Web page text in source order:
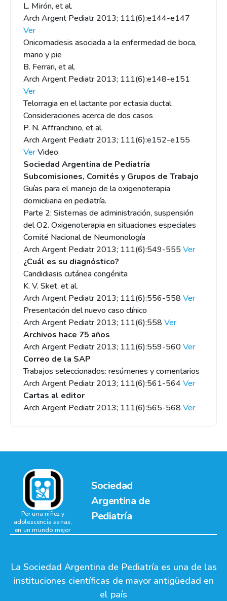
L. Mirón, et al.
Arch Argent Pediatr 2013; 111(6):e144-e147
Ver
Onicomadesis asociada a la enfermedad de boca,
mano y pie
B. Ferrari, et al.
Arch Argent Pediatr 2013; 111(6):e148-e151
Ver
Telorragia en el lactante por ectasia ductal.
Consideraciones acerca de dos casos
P. N. Affranchino, et al.
Arch Argent Pediatr 2013; 111(6):e152-e155
VerVideo
Sociedad Argentina de Pediatría
Subcomisiones, Comités y Grupos de Trabajo
Guías para el manejo de la oxigenoterapia
domiciliaria en pediatría.
Parte 2: Sistemas de administración, suspensión
del O2. Oxigenoterapia en situaciones especiales
Comité Nacional de Neumonología
Arch Argent Pediatr 2013; 111(6):549-555Ver
¿Cuál es su diagnóstico?
Candidiasis cutánea congénita
K. V. Sket, et al.
Arch Argent Pediatr 2013; 111(6):556-558 Ver
Presentación del nuevo caso clínico
Arch Argent Pediatr 2013; 111(6):558 Ver
Archivos hace 75 años
Arch Argent Pediatr 2013; 111(6):559-560Ver
Correo de la SAP
Trabajos seleccionados: resúmenes y comentarios
Arch Argent Pediatr 2013; 111(6):561-564 Ver
Cartas al editor
Arch Argent Pediatr 2013; 111(6):565-568 Ver
Sociedad
Argentina de
Pediatría
Por una niñez y
adolescencia sanas,
en un mundo mejor
La Sociedad Argentina de Pediatría es una de las
instituciones científicas de mayor antigüedad en
el país